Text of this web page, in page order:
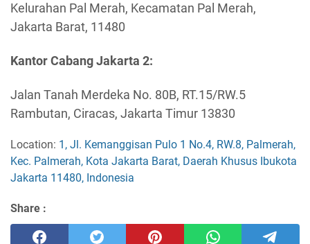
Kelurahan Pal Merah, Kecamatan Pal Merah,
Jakarta Barat, 11480
Kantor Cabang Jakarta 2:
Jalan Tanah Merdeka No. 80B, RT.15/RW.5
Rambutan, Ciracas, Jakarta Timur 13830
Location: 1, Jl. Kemanggisan Pulo 1 No.4, RW.8, Palmerah,
Kec. Palmerah, Kota Jakarta Barat, Daerah Khusus Ibukota
Jakarta 11480, Indonesia
Share :